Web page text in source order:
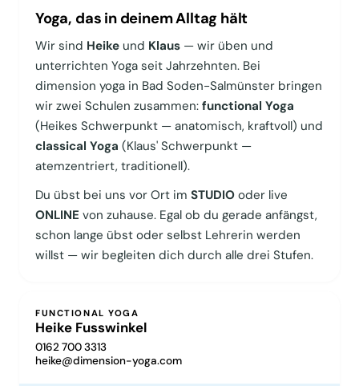
Yoga, das in deinem Alltag hält
Wir sind Heike und Klaus — wir üben und
unterrichten Yoga seit Jahrzehnten. Bei
dimension yoga in Bad Soden-Salmünster bringen
wir zwei Schulen zusammen: functional Yoga
(Heikes Schwerpunkt — anatomisch, kraftvoll) und
classical Yoga (Klaus' Schwerpunkt —
atemzentriert, traditionell).
Du übst bei uns vor Ort im STUDIO oder live
ONLINE von zuhause. Egal ob du gerade anfängst,
schon lange übst oder selbst Lehrerin werden
willst — wir begleiten dich durch alle drei Stufen.
FUNCTIONAL YOGA
Heike Fusswinkel
0162 700 3313
heike@dimension-yoga.com